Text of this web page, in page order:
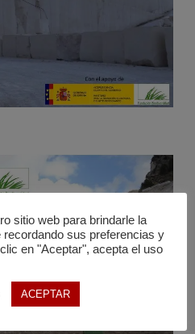
sitio web para brindarle la
sus preferencias y
en "Aceptar", acepta el uso
ACEPTAR